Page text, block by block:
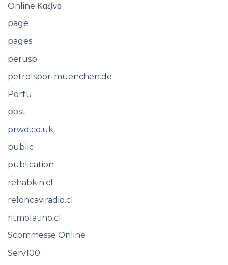
Online Καζίνο
page
pages
perusp
petrolspor-muenchen.de
Portu
post
prwd.co.uk
public
publication
rehabkin.cl
reloncaviradio.cl
ritmolatino.cl
Scommesse Online
Serv100